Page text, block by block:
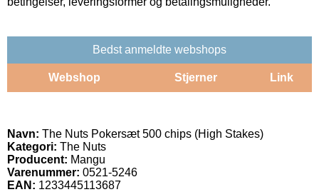
Bedst anmeldte webshops
Webshop Stjerner Link
Navn: The Nuts Pokersæt 500 chips (High Stakes)
Kategori: The Nuts
Producent: Mangu
Varenummer: 0521-5246
EAN: 1233445113687